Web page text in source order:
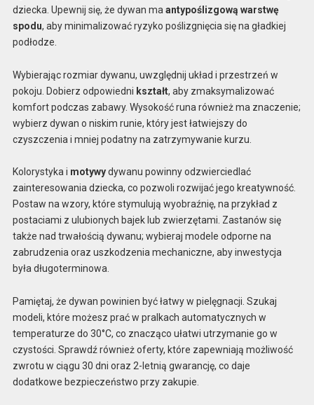
dziecka. Upewnij się, że dywan ma antypoślizgową warstwę
spodu, aby minimalizować ryzyko poślizgnięcia się na gładkiej
podłodze.
Wybierając rozmiar dywanu, uwzględnij układ i przestrzeń w
pokoju. Dobierz odpowiedni kształt, aby zmaksymalizować
komfort podczas zabawy. Wysokość runa również ma znaczenie;
wybierz dywan o niskim runie, który jest łatwiejszy do
czyszczenia i mniej podatny na zatrzymywanie kurzu.
Kolorystyka i motywydywanu powinny odzwierciedlać
zainteresowania dziecka, co pozwoli rozwijać jego kreatywność.
Postaw na wzory, które stymulują wyobraźnię, na przykład z
postaciami z ulubionych bajek lub zwierzętami. Zastanów się
także nad trwałością dywanu; wybieraj modele odporne na
zabrudzenia oraz uszkodzenia mechaniczne, aby inwestycja
była długoterminowa.
Pamiętaj, że dywan powinien być łatwy w pielęgnacji. Szukaj
modeli, które możesz prać w pralkach automatycznych w
temperaturze do 30°C, co znacząco ułatwi utrzymanie go w
czystości. Sprawdź również oferty, które zapewniają możliwość
zwrotu w ciągu 30 dni oraz 2-letnią gwarancję, co daje
dodatkowe bezpieczeństwo przy zakupie.